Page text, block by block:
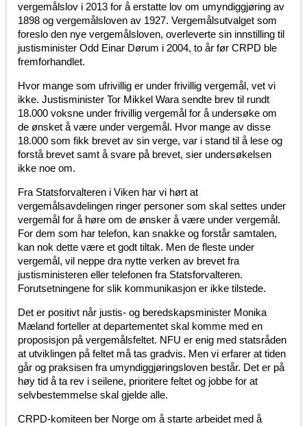
vergemålslov i 2013 for å erstatte lov om umyndiggjøring av
1898 og vergemålsloven av 1927. Vergemålsutvalget som
foreslo den nye vergemålsloven, overleverte sin innstilling til
justisminister Odd Einar Dørum i 2004, to år før CRPD ble
fremforhandlet.
Hvor mange som ufrivillig er under frivillig vergemål, vet vi
ikke. Justisminister Tor Mikkel Wara sendte brev til rundt
18.000 voksne under frivillig vergemål for å undersøke om
de ønsket å være under vergemål. Hvor mange av disse
18.000 som fikk brevet av sin verge, var i stand til å lese og
forstå brevet samt å svare på brevet, sier undersøkelsen
ikke noe om.
Fra Statsforvalteren i Viken har vi hørt at
vergemålsavdelingen ringer personer som skal settes under
vergemål for å høre om de ønsker å være under vergemål.
For dem som har telefon, kan snakke og forstår samtalen,
kan nok dette være et godt tiltak. Men de fleste under
vergemål, vil neppe dra nytte verken av brevet fra
justisministeren eller telefonen fra Statsforvalteren.
Forutsetningene for slik kommunikasjon er ikke tilstede.
Det er positivt når justis- og beredskapsminister Monika
Mæland forteller at departementet skal komme med en
proposisjon på vergemålsfeltet. NFU er enig med statsråden
at utviklingen på feltet må tas gradvis. Men vi erfarer at tiden
går og praksisen fra umyndiggjøringsloven består. Det er på
høy tid å ta rev i seilene, prioritere feltet og jobbe for at
selvbestemmelse skal gjelde alle.
CRPD-komiteen ber Norge om å starte arbeidet med å